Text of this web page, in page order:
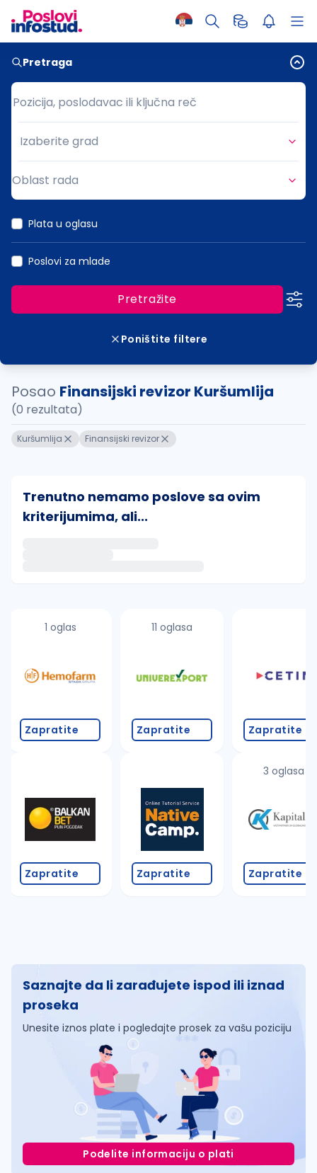
Pretraga
Pozicija, poslodavac ili ključna reč
Pozicija, poslodavac ili ključna reč
Grad
Izaberite grad
Oblast rada
Plata u oglasu
Poslovi za mlade
Pretražite
Poništite filtere
Posao Finansijski revizor Kuršumlija
(0 rezultata)
Kuršumlija Finansijski revizor
Trenutno nemamo poslove sa ovim
kriterijumima, ali...
proverite pravopisne greške (koristite č, ć, š, đ,
promenite odabrane filtere pretrage
1 oglas
Zapratite
Zapratite
11 oglasa
Zapratite
Zapratite
Zapratite
3 oglasa
Zapratite
Saznajte da li zarađujete ispod ili iznad
proseka
Unesite iznos plate i pogledajte prosek za vašu poziciju
Podelite informaciju o plati